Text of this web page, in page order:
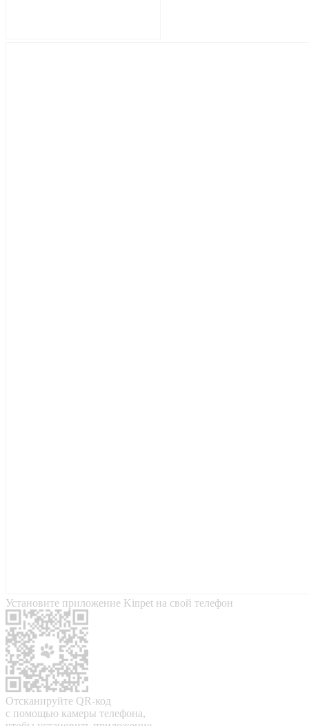
Установите приложение Kinpet на свой телефон
Отсканируйте QR-код
с помощью камеры телефона,